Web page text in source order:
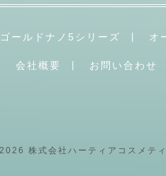
ールドナノ5シリーズ オ
会社概要 お問い合わせ
株式会社ハーティアコスメ